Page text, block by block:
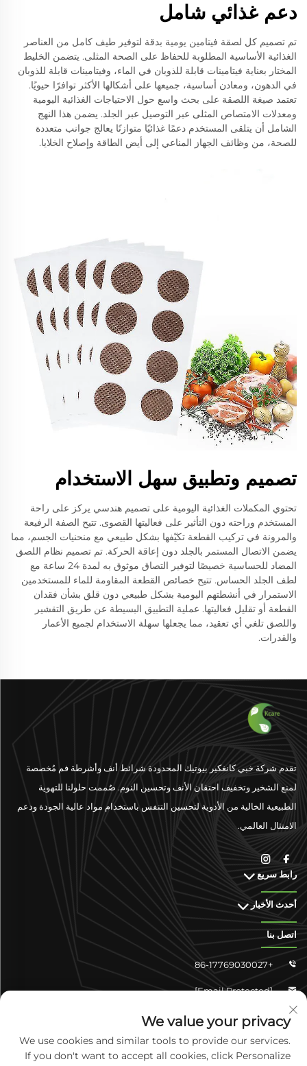
دعم غذائي شامل
تم تصميم كل لصقة فيتامين يومية بدقة لتوفير طيف كامل من العناصر
الغذائية الأساسية المطلوبة للحفاظ على الصحة المثلى. يتضمن الخليط
المختار بعناية فيتامينات قابلة للذوبان في الماء، وفيتامينات قابلة للذوبان
في الدهون، ومعادن أساسية، جميعها على أشكالها الأكثر توافرًا حيويًا.
تعتمد صيغة اللصقة على بحث واسع حول الاحتياجات الغذائية اليومية
ومعدلات الامتصاص المثلى عبر التوصيل عبر الجلد. يضمن هذا النهج
الشامل أن يتلقى المستخدم دعمًا غذائيًا متوازنًا يعالج جوانب متعددة
للصحة، من وظائف الجهاز المناعي إلى أيض الطاقة وإصلاح الخلايا.
تصميم وتطبيق سهل الاستخدام
تحتوي المكملات الغذائية اليومية على تصميم هندسي يركز على راحة
المستخدم وراحته دون التأثير على فعاليتها القصوى. تتيح الصفة الرفيعة
والمرونة في تركيب القطعة تكيّفها بشكل طبيعي مع منحنيات الجسم، مما
يضمن الاتصال المستمر بالجلد دون إعاقة الحركة. تم تصميم نظام اللصق
المضاد للحساسية خصيصًا لتوفير التصاق موثوق به لمدة 24 ساعة مع
لطف الجلد الحساس. تتيح خصائص القطعة المقاومة للماء للمستخدمين
الاستمرار في أنشطتهم اليومية بشكل طبيعي دون قلق بشأن فقدان
القطعة أو تقليل فعاليتها. عملية التطبيق البسيطة عن طريق التقشير
واللصق تلغي أي تعقيد، مما يجعلها سهلة الاستخدام لجميع الأعمار
والقدرات.
تقدم شركة خبي كانغكير بيوتيك المحدودة شرائط أنف وأشرطة فم مُخصصة
لمنع الشخير وتخفيف احتقان الأنف وتحسين النوم. صُممت حلولنا للتهوية
الطبيعية الخالية من الأدوية لتحسين التنفس باستخدام مواد عالية الجودة ودعم
الامتثال العالمي.
رابط سريع
أحدث الأخبار
اتصل بنا

+86-17769030027

[email Protected]

تشونغشان شانجyun 4-304، منطقة يوهوا، شيجياتشوانغ، خبي،
الصين
We value your privacy
We use cookies and similar tools to provide our services.
If you don't want to accept all cookies, click Personalize